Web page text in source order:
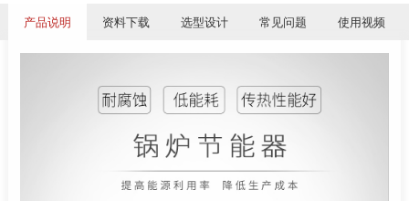
产品说明 资料下载 选型设计 常见问题 使用视频